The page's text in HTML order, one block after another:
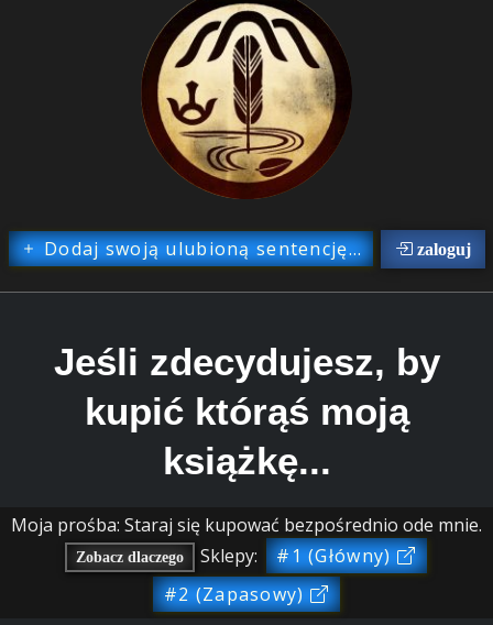
Dodaj swoją ulubioną sentencję... zaloguj
Jeśli zdecydujesz, by
kupić którąś moją
książkę...
Moja prośba: Staraj się kupować bezpośrednio ode mnie.
Zobacz dlaczego Sklepy:
#1 (Główny)
#2 (Zapasowy)